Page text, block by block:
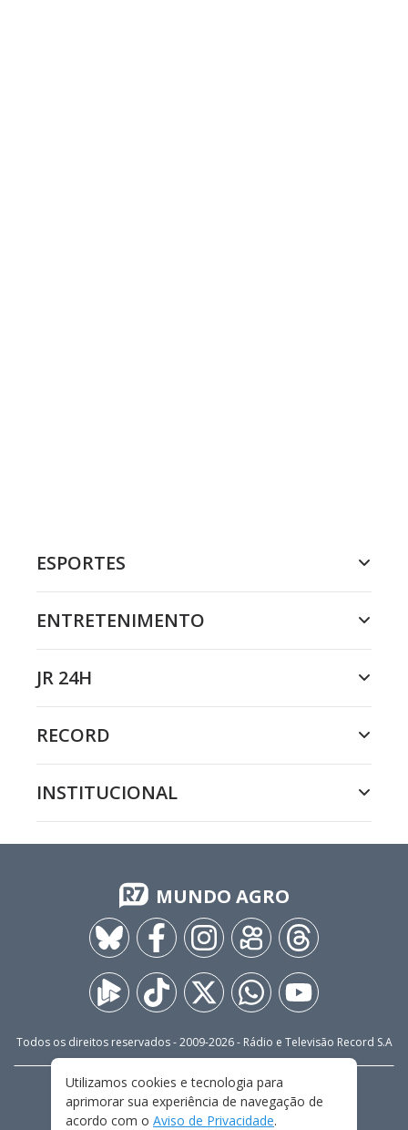
ESPORTES
ENTRETENIMENTO
JR 24H
RECORD
INSTITUCIONAL
MUNDO AGRO
Todos os direitos reservados - 2009-2026- Rádio e Televisão Record S.A
FALE CONOSCO
PRIVACIDADE
TERMOS E CONDIÇÕES DE USO
Utilizamos cookies e tecnologia para
aprimorar sua experiência de navegação de
acordo com o Aviso de Privacidade.